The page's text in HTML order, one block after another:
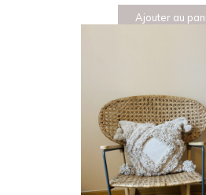
Ajouter au